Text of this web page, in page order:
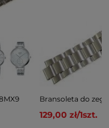
Bransoleta do
129,00 zł/1szt.